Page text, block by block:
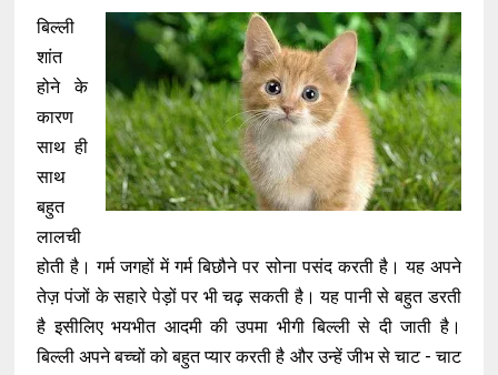
बिल्ली
शांत
होने के
कारण
साथ ही
साथ
बहुत
लालची
होती है। गर्म जगहों में गर्म बिछौने पर सोना पसंद करती है। यह अपने
तेज़ पंजों के सहारे पेड़ों पर भी चढ़ सकती है। यह पानी से बहुत डरती
है इसीलिए भयभीत आदमी की उपमा भीगी बिल्ली से दी जाती है।
बिल्ली अपने बच्चों को बहुत प्यार करती है और उन्हें जीभ से चाट - चाट